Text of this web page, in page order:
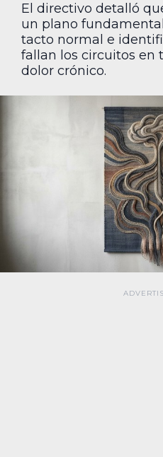
El directivo detalló
un plano
tacto normal e
fallan los circuitos en
dolor crónico.